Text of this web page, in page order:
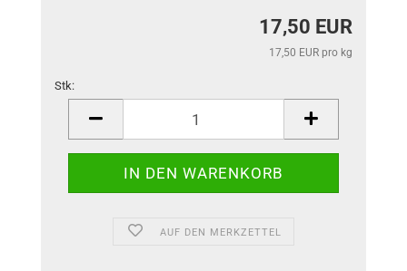
17,50 EUR
17,50 EUR pro kg
Stk:
AUF DEN MERKZETTEL